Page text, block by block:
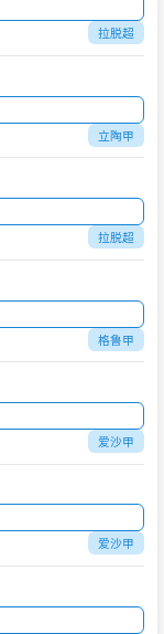
拉脱超
立陶甲
拉脱超
格鲁甲
爱沙甲
爱沙甲